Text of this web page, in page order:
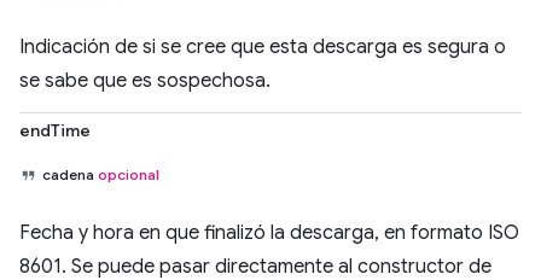
Indicación de si se cree que esta descarga es segura o
se sabe que es sospechosa.
endTime
cadena opcional
Fecha y hora en que finalizó la descarga, en formato ISO
8601. Se puede pasar directamente al constructor de